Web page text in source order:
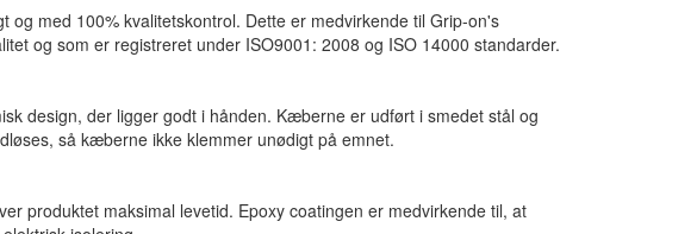
og med 100% kvalitetskontrol. Dette er medvirkende til Grip-on's
og som er registreret under ISO9001: 2008 og ISO 14000 standarder.
design, der ligger godt i hånden. Kæberne er udført i smedet stål og
så kæberne ikke klemmer unødigt på emnet.
produktet maksimal levetid. Epoxy coatingen er medvirkende til, at